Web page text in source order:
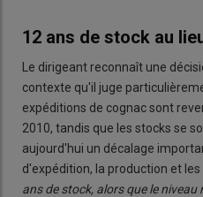
12 ans de stock au
Le dirigeant reconnaît une
contexte qu'il juge
expéditions de cognac sont
2010, tandis que les stocks se
aujourd'hui un décalage
d'expédition, la production et les
ans de stock, alors que le